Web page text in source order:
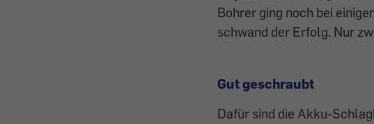
Bohrer ging noch bei
schwand der Erfolg. Nur
Gut geschraubt
Dafür sind die Akku-